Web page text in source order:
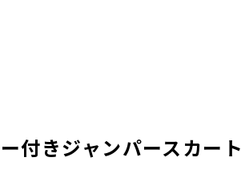
付きジャンパースカート